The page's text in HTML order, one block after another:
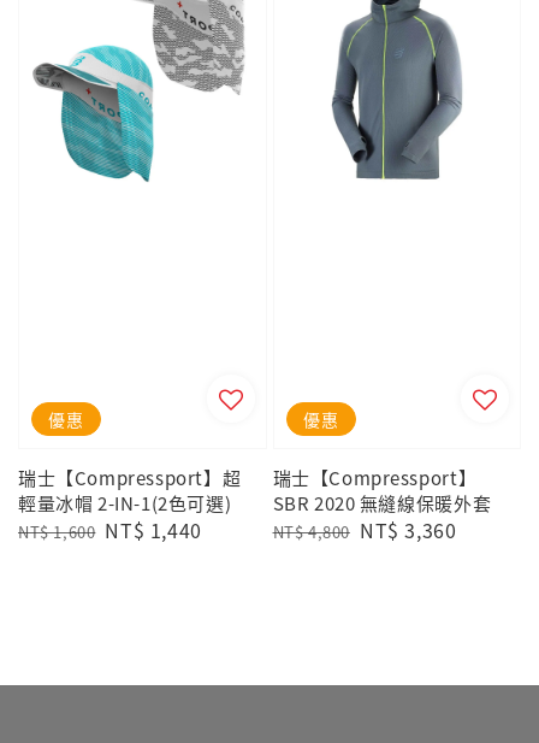
優惠
瑞士【Compressport】超
輕量冰帽 2-IN-1(2色可選)
Regular
NT$ 1,600 Sale
NT$ 1,440
優惠
瑞士【Compressport】
SBR 2020 無縫線保暖外套
Regular
NT$ 4,800 Sale
NT$ 3,360